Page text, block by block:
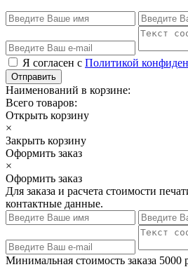
Я согласен с Политикой
Отправить
Наименований в корзине:
Всего товаров:
Открыть корзину
×
Закрыть корзину
Оформить заказ
×
Оформить заказ
Для заказа и расчета стоимости
контактные данные.
Минимальная стоимость заказа 5000